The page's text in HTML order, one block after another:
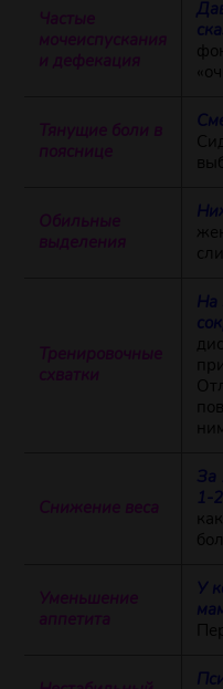
Частые
мочеиспускания
и дефекация
Тянущие боли в
пояснице
Обильные
выделения
Тренировочные
схватки
На
Снижение веса
За
1-
Уменьшение
аппетита
У